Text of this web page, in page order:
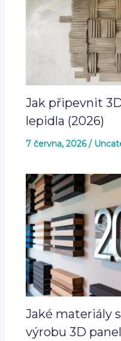
Jak připevnit
lepidla (2026)
7 června, 2026/
Jaké materiály
výrobu 3D